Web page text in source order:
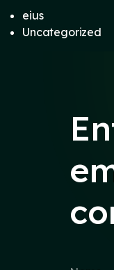
eius
Uncategorized